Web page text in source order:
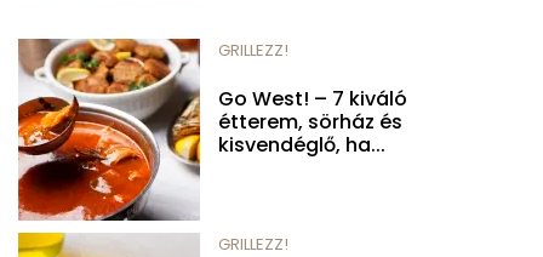
GRILLEZZ!
Go West! – 7 kiváló
étterem, sörház és
kisvendéglő, ha...
GRILLEZZ!